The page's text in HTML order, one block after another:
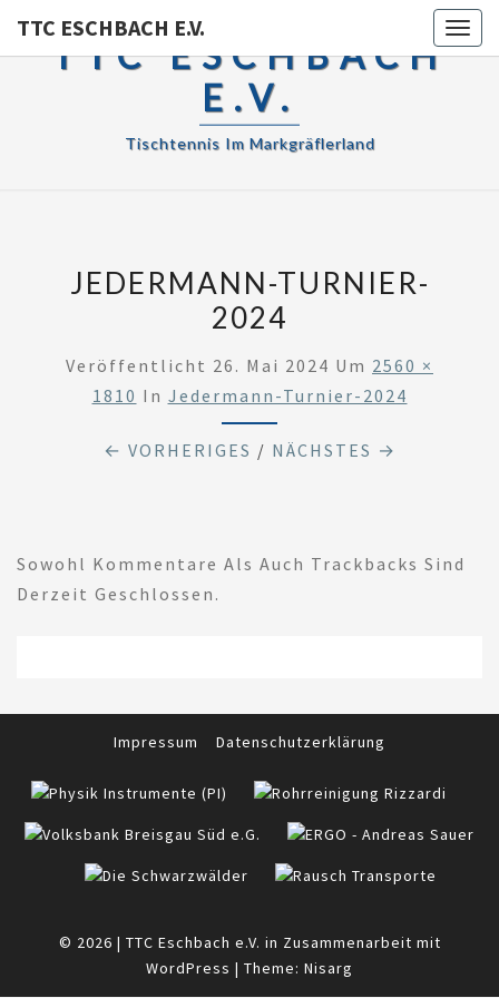
TTC ESCHBACH E.V.
TTC ESCHBACH
E.V.
Tischtennis Im Markgräflerland
JEDERMANN-TURNIER-
2024
Veröffentlicht 26. Mai 2024 Um 2560 ×
1810 In Jedermann-Turnier-2024
← VORHERIGES / NÄCHSTES →
Sowohl Kommentare Als Auch Trackbacks Sind
Derzeit Geschlossen.
Impressum Datenschutzerklärung
© 2026 | TTC Eschbach e.V. in Zusammenarbeit mit
WordPress | Theme: Nisarg